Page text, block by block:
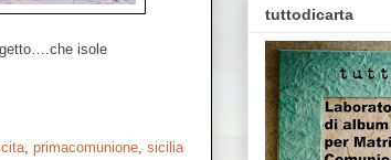
isole
, primacomunione, sicilia
tuttodicarta